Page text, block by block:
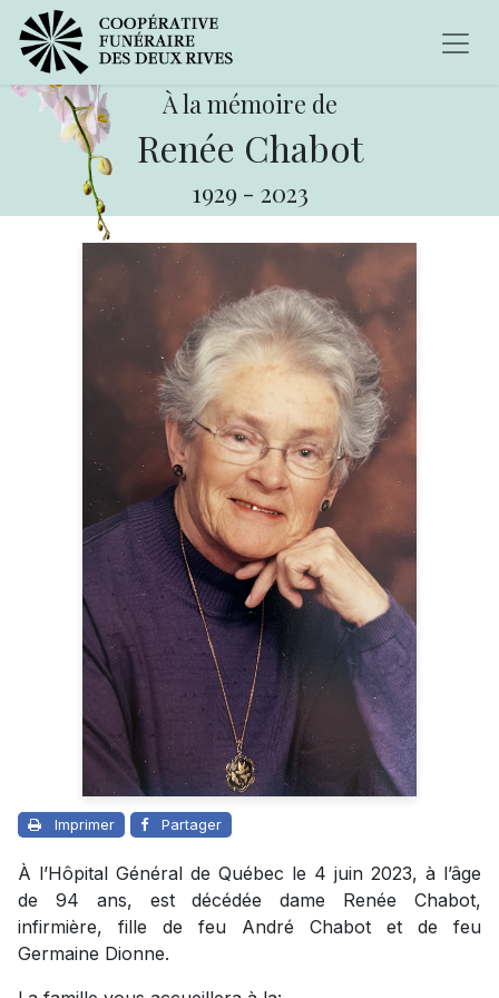
À la mémoire de
Renée Chabot
1929 - 2023
Imprimer Partager
À l’Hôpital Général de Québec le 4 juin 2023, à l’âge
de 94 ans, est décédée dame Renée Chabot,
infirmière, fille de feu André Chabot et de feu
Germaine Dionne.